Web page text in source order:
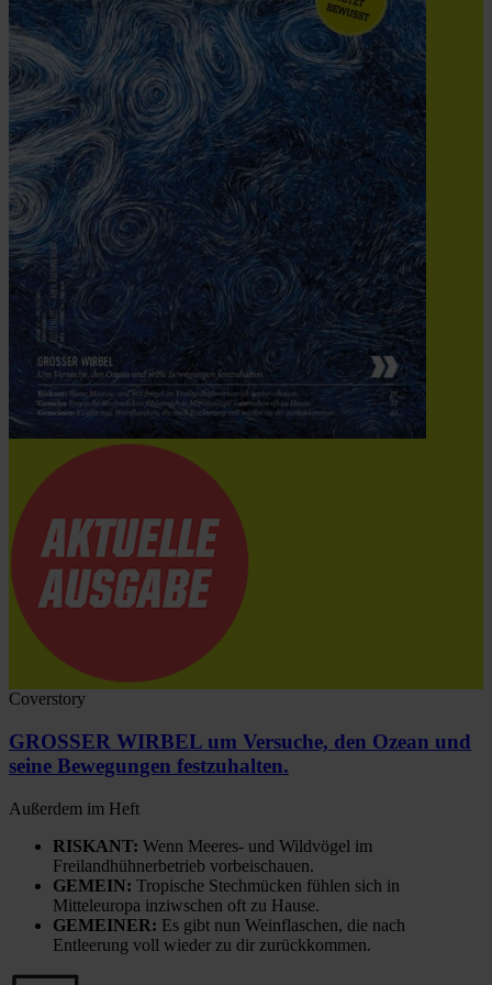
Coverstory
GROSSER WIRBEL um Versuche, den Ozean und
seine Bewegungen festzuhalten.
Außerdem im Heft
RISKANT: Wenn Meeres- und Wildvögel im
Freilandhühnerbetrieb vorbeischauen.
GEMEIN: Tropische Stechmücken fühlen sich in
Mitteleuropa inziwschen oft zu Hause.
GEMEINER: Es gibt nun Weinflaschen, die nach
Entleerung voll wieder zu dir zurückkommen.